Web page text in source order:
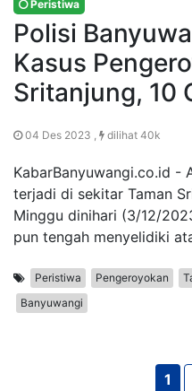
Peristiwa
Polisi
Kasus
Sritanjung, 10
04 Des 2023 , dilihat 40k
KabarBanyuwangi.co.id -
terjadi di sekitar Taman
Minggu dinihari (3/12/
pun tengah menyelidiki
Peristiwa Pengeroyokan
Banyuwangi
1